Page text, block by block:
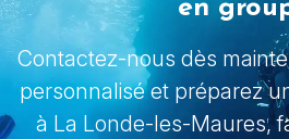
en
Contactez-nous dès
personnalisé et préparez
à La Londe-les-Maures,